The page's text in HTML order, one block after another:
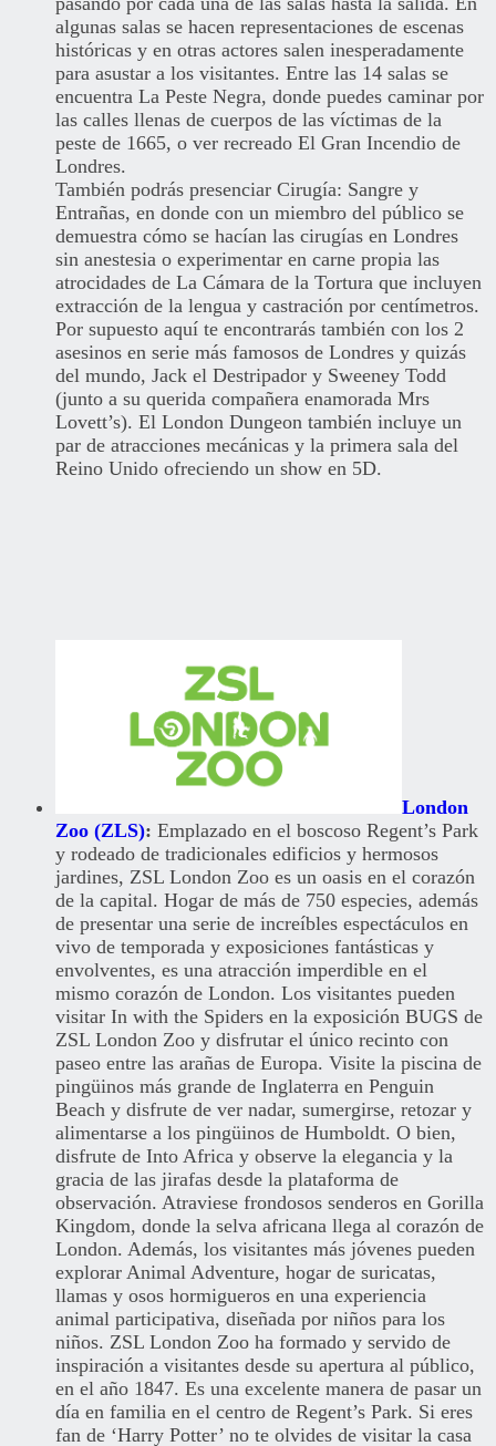
algunas salas se hacen representaciones de escenas
históricas y en otras actores salen inesperadamente
para asustar a los visitantes. Entre las 14 salas se
encuentra La Peste Negra, donde puedes caminar por
las calles llenas de cuerpos de las víctimas de la
peste de 1665, o ver recreado El Gran Incendio de
Londres.
También podrás presenciar Cirugía: Sangre y
Entrañas, en donde con un miembro del público se
demuestra cómo se hacían las cirugías en Londres
sin anestesia o experimentar en carne propia las
atrocidades de La Cámara de la Tortura que incluyen
extracción de la lengua y castración por centímetros.
Por supuesto aquí te encontrarás también con los 2
asesinos en serie más famosos de Londres y quizás
del mundo, Jack el Destripador y Sweeney Todd
(junto a su querida compañera enamorada Mrs
Lovett’s). El London Dungeon también incluye un
par de atracciones mecánicas y la primera sala del
Reino Unido ofreciendo un show en 5D.
London
Zoo (ZLS): Emplazado en el boscoso Regent’s Park
y rodeado de tradicionales edificios y hermosos
jardines, ZSL London Zoo es un oasis en el corazón
de la capital. Hogar de más de 750 especies, además
de presentar una serie de increíbles espectáculos en
vivo de temporada y exposiciones fantásticas y
envolventes, es una atracción imperdible en el
mismo corazón de London. Los visitantes pueden
visitar In with the Spiders en la exposición BUGS de
ZSL London Zoo y disfrutar el único recinto con
paseo entre las arañas de Europa. Visite la piscina de
pingüinos más grande de Inglaterra en Penguin
Beach y disfrute de ver nadar, sumergirse, retozar y
alimentarse a los pingüinos de Humboldt. O bien,
disfrute de Into Africa y observe la elegancia y la
gracia de las jirafas desde la plataforma de
observación. Atraviese frondosos senderos en Gorilla
Kingdom, donde la selva africana llega al corazón de
London. Además, los visitantes más jóvenes pueden
explorar Animal Adventure, hogar de suricatas,
llamas y osos hormigueros en una experiencia
animal participativa, diseñada por niños para los
niños. ZSL London Zoo ha formado y servido de
inspiración a visitantes desde su apertura al público,
en el año 1847. Es una excelente manera de pasar un
día en familia en el centro de Regent’s Park. Si eres
fan de ‘Harry Potter’ no te olvides de visitar la casa